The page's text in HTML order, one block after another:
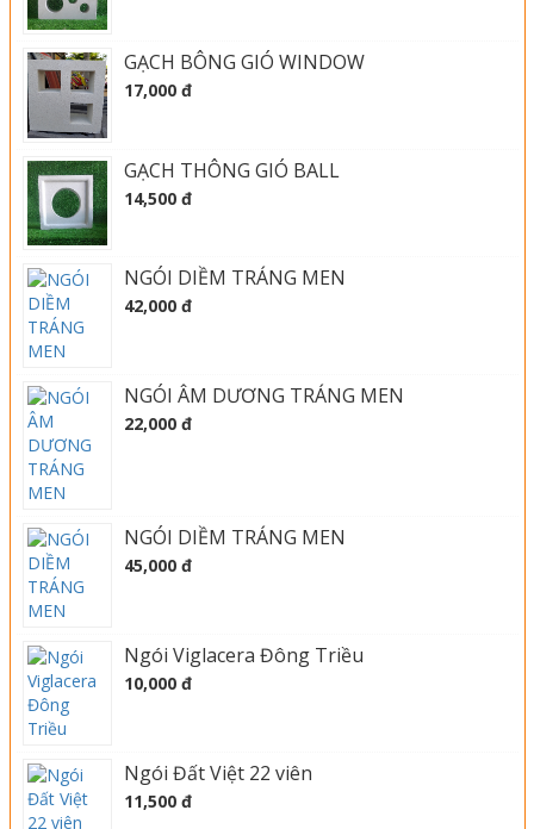
GẠCH BÔNG GIÓ WINDOW
17,000 đ
GẠCH THÔNG GIÓ BALL
14,500 đ
NGÓI DIỀM TRÁNG MEN
42,000 đ
NGÓI ÂM DƯƠNG TRÁNG MEN
22,000 đ
NGÓI DIỀM TRÁNG MEN
45,000 đ
Ngói Viglacera Đông Triều
10,000 đ
Ngói Đất Việt 22 viên
11,500 đ